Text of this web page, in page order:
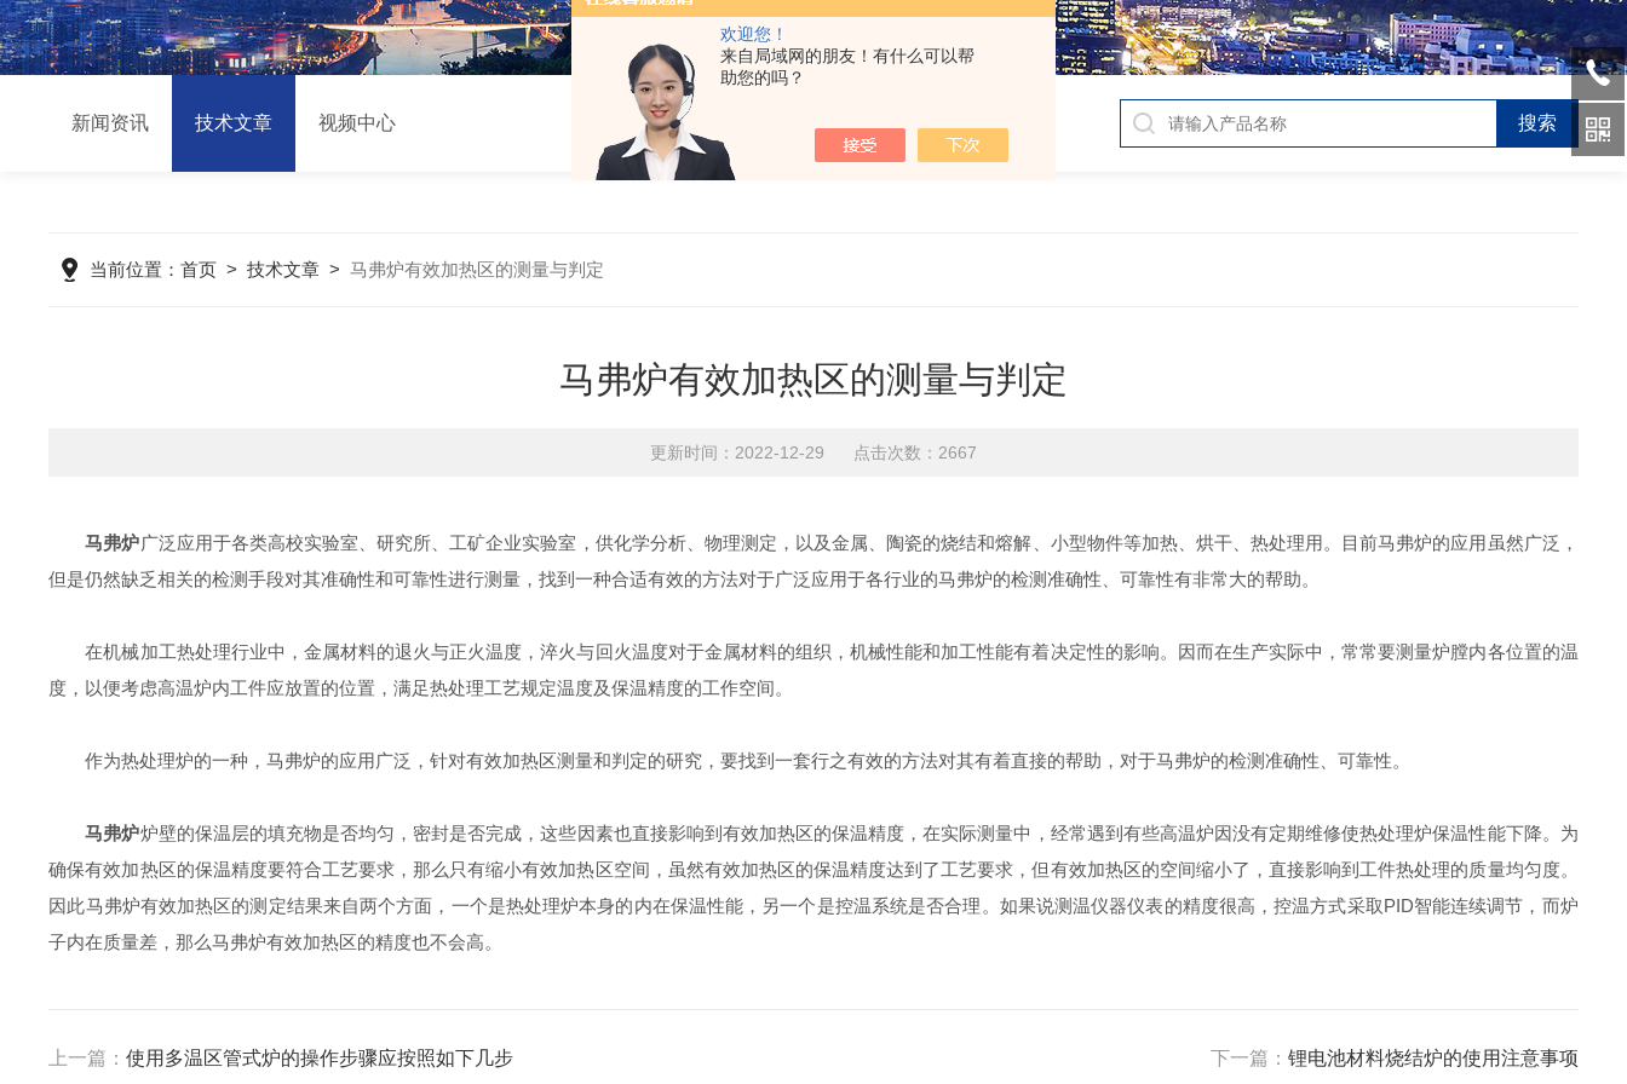
欢迎您！
来自局域网的朋友！有什么可以帮
助您的吗？
新闻资讯 技术文章 视频中心
当前位置：首页 >技术文章 >马弗炉有效加热区的测量与判定
马弗炉有效加热区的测量与判定
更新时间：2022-12-29 点击次数：2667
马弗炉广泛应用于各类高校实验室、研究所、工矿企业实验室，供化学分析、物理测定，以及金属、陶瓷的烧结和熔解、小型物件等加热、烘干、热处理用。目前马弗炉的应用虽然广泛，
但是仍然缺乏相关的检测手段对其准确性和可靠性进行测量，找到一种合适有效的方法对于广泛应用于各行业的马弗炉的检测准确性、可靠性有非常大的帮助。
在机械加工热处理行业中，金属材料的退火与正火温度，淬火与回火温度对于金属材料的组织，机械性能和加工性能有着决定性的影响。因而在生产实际中，常常要测量炉膛内各位置的温
度，以便考虑高温炉内工件应放置的位置，满足热处理工艺规定温度及保温精度的工作空间。
作为热处理炉的一种，马弗炉的应用广泛，针对有效加热区测量和判定的研究，要找到一套行之有效的方法对其有着直接的帮助，对于马弗炉的检测准确性、可靠性。
马弗炉炉壁的保温层的填充物是否均匀，密封是否完成，这些因素也直接影响到有效加热区的保温精度，在实际测量中，经常遇到有些高温炉因没有定期维修使热处理炉保温性能下降。为
确保有效加热区的保温精度要符合工艺要求，那么只有缩小有效加热区空间，虽然有效加热区的保温精度达到了工艺要求，但有效加热区的空间缩小了，直接影响到工件热处理的质量均匀度。
因此马弗炉有效加热区的测定结果来自两个方面，一个是热处理炉本身的内在保温性能，另一个是控温系统是否合理。如果说测温仪器仪表的精度很高，控温方式采取PID智能连续调节，而炉
子内在质量差，那么马弗炉有效加热区的精度也不会高。
上一篇：使用多温区管式炉的操作步骤应按照如下几步 下一篇： 锂电池材料烧结炉的使用注意事项